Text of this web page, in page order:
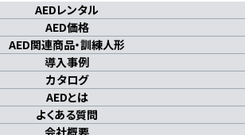
AEDレンタル
AED価格
AED関連商品・訓練人形
導入事例
カタログ
AEDとは
よくある質問